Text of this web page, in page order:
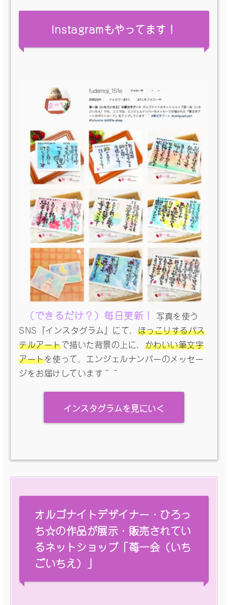
Instagramもやってます！
（できるだけ？）毎日更新！
写真を使う
SNS『インスタグラム』にて、 ほっこりするパス
テルアートで描いた背景の上に、 かわいい筆文字
アートを使って、エンジェルナンバーのメッセー
ジをお届けしています＾＾
インスタグラムを見にいく
オルゴナイトデザイナー・ひろっ
ち☆の作品が展示・販売されてい
るネットショップ「苺一会（いち
ごいちえ）」